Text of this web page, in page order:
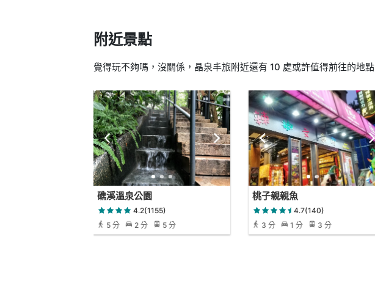
附近景點
覺得玩不夠嗎，沒關係，晶泉丰旅附近還有 10 處或許值得前往的地點
礁溪溫泉公園
4.2(1155)
5 分
2 分 5 分
桃子親親魚
4.7(140)
3 分
1 分 3 分